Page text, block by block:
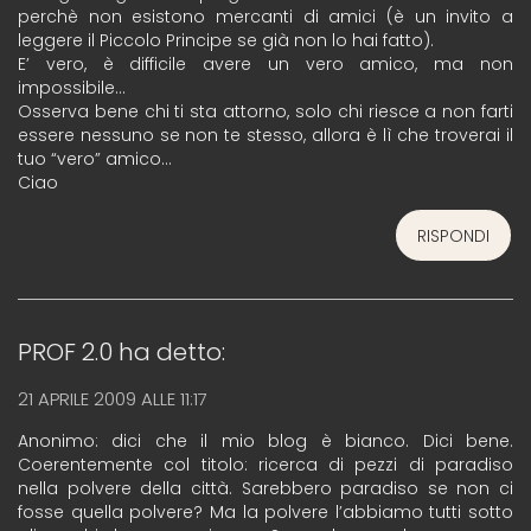
perchè non esistono mercanti di amici (è un invito a
leggere il Piccolo Principe se già non lo hai fatto).
E’ vero, è difficile avere un vero amico, ma non
impossibile…
Osserva bene chi ti sta attorno, solo chi riesce a non farti
essere nessuno se non te stesso, allora è lì che troverai il
tuo “vero” amico…
Ciao
RISPONDI
PROF 2.0 ha detto:
21 APRILE 2009 ALLE 11:17
Anonimo: dici che il mio blog è bianco. Dici bene.
Coerentemente col titolo: ricerca di pezzi di paradiso
nella polvere della città. Sarebbero paradiso se non ci
fosse quella polvere? Ma la polvere l’abbiamo tutti sotto